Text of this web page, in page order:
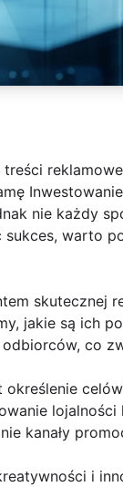
reklamowe
nie każdy
warto
skutecznej
jakie są ich
co
określenie
kanały
i